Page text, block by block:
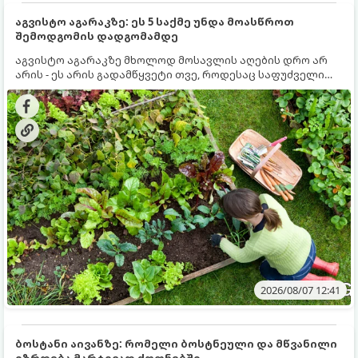
აგვისტო აგარაკზე: ეს 5 საქმე უნდა მოასწროთ
შემოდგომის დადგომამდე
აგვისტო აგარაკზე მხოლოდ მოსავლის აღების დრო არ
არის - ეს არის გადამწყვეტი თვე, როდესაც საფუძველი
ეყრება მომავალი წლის მოსავალს და ბაღი მზადდება
შემოდგომა-ზამთრის სეზონისთვის. იმისათვის, რომ
ნიადაგმა ენერგია აღიდგინოს, ხოლო მცენარეებმა
ზამთარს გაუძლონ, აგვისტოს ბოლომდე 5
მნიშვნელოვანი საქმის გაკეთება უნდა მოასწროთ:
2026/08/07 12:41
ბოსტანი აივანზე: რომელი ბოსტნეული და მწვანილი